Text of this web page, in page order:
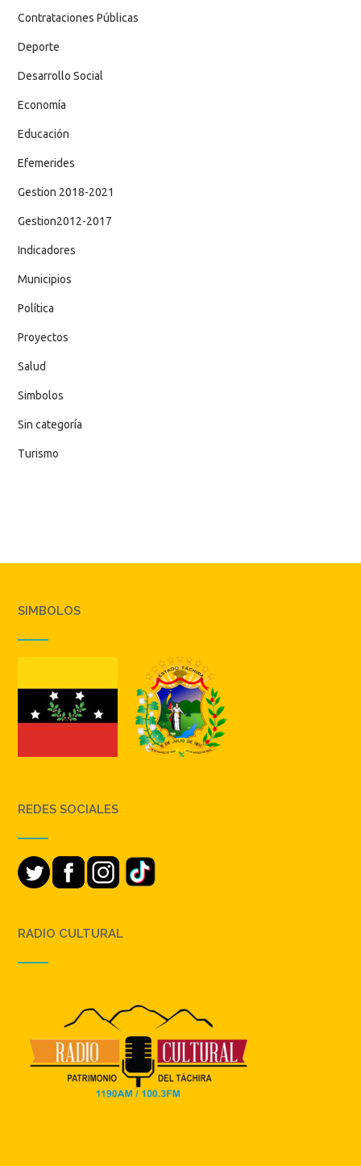
Contrataciones Públicas
Deporte
Desarrollo Social
Economía
Educación
Efemerides
Gestion 2018-2021
Gestion2012-2017
Indicadores
Municipios
Política
Proyectos
Salud
Simbolos
Sin categoría
Turismo
SIMBOLOS
REDES SOCIALES
RADIO CULTURAL